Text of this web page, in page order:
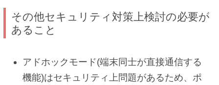
その他セキュリティ対策上検討の必要が
あること
アドホックモード(端末同士が直接通信する
機能)はセキュリティ上問題があるため、ポ